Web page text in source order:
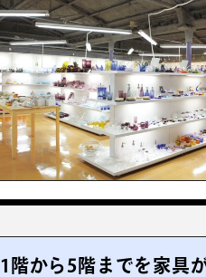
1階から5階までを家具